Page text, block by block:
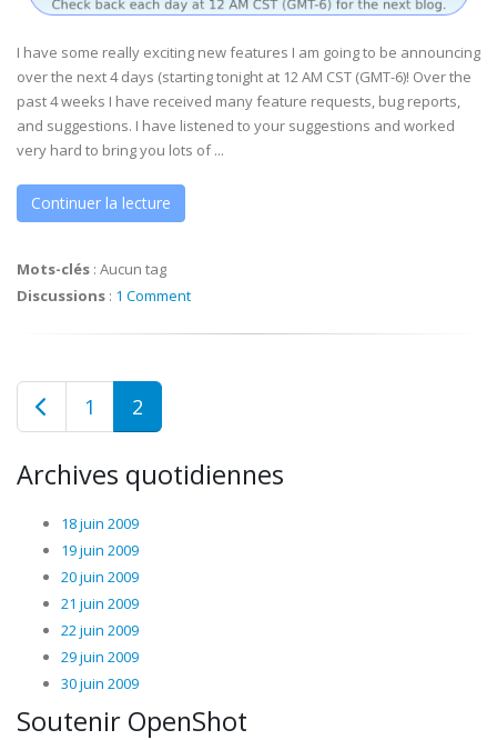
I have some really exciting new features I am going to be announcing
over the next 4 days (starting tonight at 12 AM CST (GMT-6)! Over the
past 4 weeks I have received many feature requests, bug reports,
and suggestions. I have listened to your suggestions and worked
very hard to bring you lots of ...
Continuer la lecture
Mots-clés : Aucun tag
Discussions : 1 Comment
1 2
Archives quotidiennes
18 juin 2009
19 juin 2009
20 juin 2009
21 juin 2009
22 juin 2009
29 juin 2009
30 juin 2009
Soutenir OpenShot